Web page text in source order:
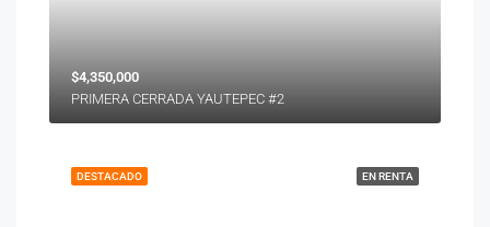
$4,350,000
PRIMERA CERRADA YAUTEPEC #2
EN RENTA
DESTACADO